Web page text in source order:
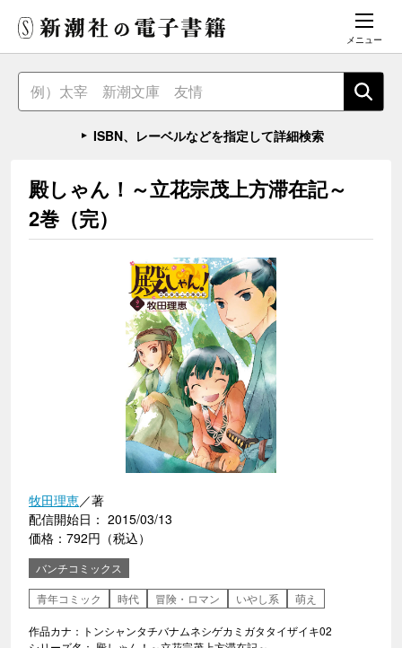
メニュー
ISBN、レーベルなどを指定して詳細検索
殿しゃん！～立花宗茂上方滞在記～
2巻（完）
牧田理恵／著
配信開始日： 2015/03/13
価格：792円（税込）
バンチコミックス
青年コミック
時代 冒険・ロマン いやし系 萌え
作品カナ：トンシャンタチバナムネシゲカミガタタイザイキ02